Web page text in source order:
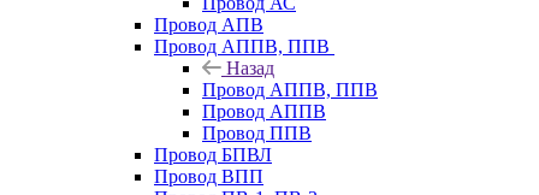
Провод АПВ
Провод АППВ, ППВ
Назад
Провод АППВ, ППВ
Провод АППВ
Провод ППВ
Провод БПВЛ
Провод ВПП